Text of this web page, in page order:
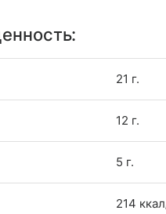
21 г.
12 г.
5 г.
214